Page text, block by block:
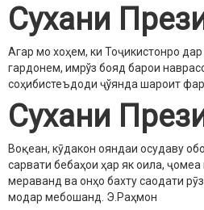
Сухани
Агар мо хоҳем, ки Тоҷикистонро
гардонем, имрўз бояд барои
соҳибистеъдоди ҷўянда шароит
Сухани
Воқеан, кӯдакон ояндаи осудаву
сарвати бебаҳои ҳар як оила,
мераванд ва онҳо бахту саодати
модар мебошанд. Э.Раҳмон